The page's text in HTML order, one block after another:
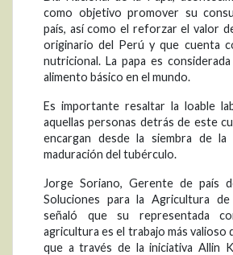
como objetivo promover su
país, así como el reforzar el valor
originario del Perú y que cuenta
nutricional. La papa es
alimento básico en el mundo.
Es importante resaltar la loable
aquellas personas detrás de este
encargan desde la siembra de la
maduración del tubérculo.
Jorge Soriano, Gerente de país
Soluciones para la Agricultura de
señaló que su representada
agricultura es el trabajo más valioso
que a través de la iniciativa Allin